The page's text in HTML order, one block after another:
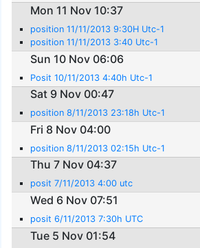
Mon 11 Nov 10:37
position 11/11/2013 9:30H Utc-1
position 11/11/2013 3:40 Utc-1
Sun 10 Nov 06:06
Posit 10/11/2013 4:40h Utc-1
Sat 9 Nov 00:47
position 8/11/2013 23:18h Utc-1
Fri 8 Nov 04:00
position 8/11/2013 02:15h Utc-1
Thu 7 Nov 04:37
posit 7/11/2013 4:00 utc
Wed 6 Nov 07:51
posit 6/11/2013 7:30h UTC
Tue 5 Nov 01:54